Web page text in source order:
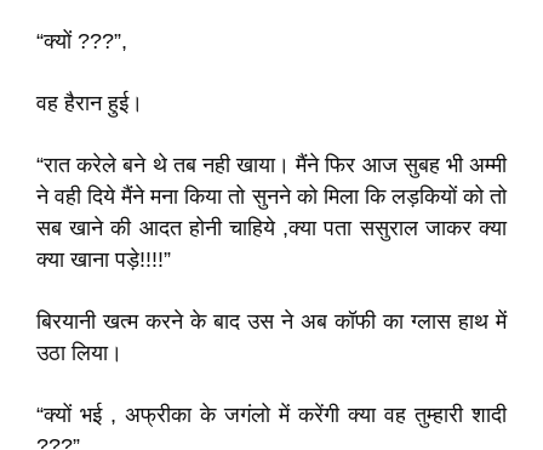
“क्यों ???”,
वह हैरान हुई।
“रात करेले बने थे तब नही खाया। मैंने फिर आज सुबह भी अम्मी
ने वही दिये मैंने मना किया तो सुनने को मिला कि लड़कियों को तो
सब खाने की आदत होनी चाहिये ,क्या पता ससुराल जाकर क्या
क्या खाना पड़े!!!!”
बिरयानी खत्म करने के बाद उस ने अब कॉफी का ग्लास हाथ में
उठा लिया।
“क्यों भई , अफ्रीका के जगंलो में करेंगी क्या वह तुम्हारी शादी